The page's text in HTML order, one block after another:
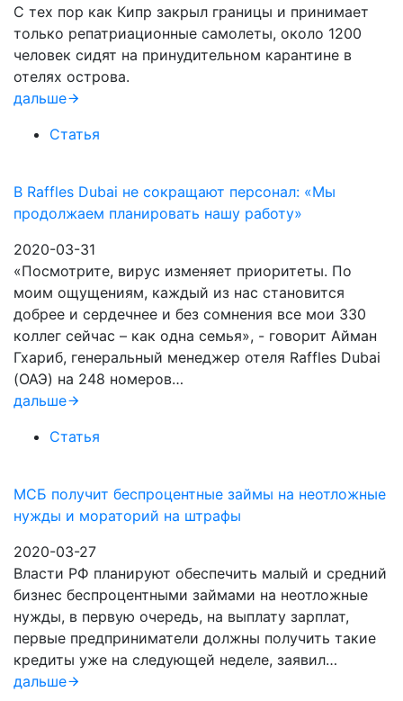
С тех пор как Кипр закрыл границы и принимает
только репатриационные самолеты, около 1200
человек сидят на принудительном карантине в
отелях острова.
дальше
Статья
В Raffles Dubai не сокращают персонал: «Мы
продолжаем планировать нашу работу»
2020-03-31
«Посмотрите, вирус изменяет приоритеты. По
моим ощущениям, каждый из нас становится
добрее и сердечнее и без сомнения все мои 330
коллег сейчас – как одна семья», - говорит Айман
Гхариб, генеральный менеджер отеля Raffles Dubai
(ОАЭ) на 248 номеров…
дальше
Статья
МСБ получит беспроцентные займы на неотложные
нужды и мораторий на штрафы
2020-03-27
Власти РФ планируют обеспечить малый и средний
бизнес беспроцентными займами на неотложные
нужды, в первую очередь, на выплату зарплат,
первые предприниматели должны получить такие
кредиты уже на следующей неделе, заявил…
дальше